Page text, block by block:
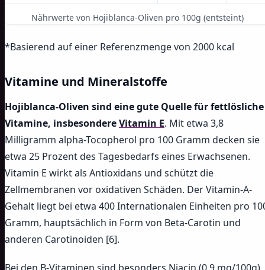
Nährwerte von Hojiblanca-Oliven pro 100g (entsteint)
*Basierend auf einer Referenzmenge von 2000 kcal
Vitamine und Mineralstoffe
Hojiblanca-Oliven sind eine gute Quelle für fettlösliche
Vitamine, insbesondereVitamin E. Mit etwa 3,8
Milligramm alpha-Tocopherol pro 100 Gramm decken sie
etwa 25 Prozent des Tagesbedarfs eines Erwachsenen.
Vitamin E wirkt als Antioxidans und schützt die
Zellmembranen vor oxidativen Schäden. Der Vitamin-A-
Gehalt liegt bei etwa 400 Internationalen Einheiten pro
Gramm, hauptsächlich in Form von Beta-Carotin und
anderen Carotinoiden [6].